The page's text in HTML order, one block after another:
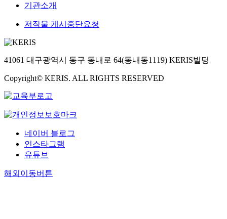
기관소개
저작물 게시중단요청
41061 대구광역시 동구 동내로 64(동내동1119) KERIS빌딩
Copyright© KERIS. ALL RIGHTS RESERVED
네이버 블로그
인스타그램
유튜브
해외이동버튼